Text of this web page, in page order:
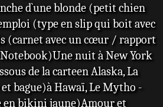
d`une blonde (petit chien
(type en slip qui boit avec
(carnet avec un cœur / rapport
nuit à New York
de la carteen Alaska, La
bague)à Hawaï, Le Mytho -
en bikini jaune)Amour et